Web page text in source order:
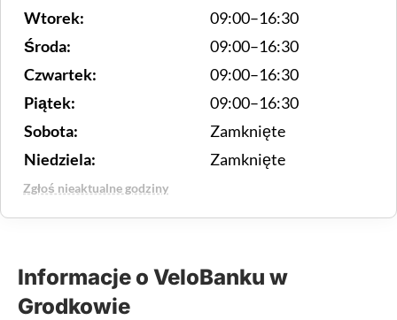
Wtorek:
09:00–16:30
Środa:
09:00–16:30
Czwartek:
09:00–16:30
Piątek:
09:00–16:30
Sobota:
Zamknięte
Niedziela:
Zamknięte
Zgłoś nieaktualne godziny
Informacje o VeloBanku w
Grodkowie